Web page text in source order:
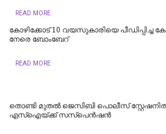
READ MORE
കോഴിക്കോട് 10 വയസുകാരിയെ പീഡിപ്പിച്ച
നേരെ ബോംബേറ്
READ MORE
തൊണ്ടി മുതല്‍ ജെസിബി പൊലീസ് സ്റ്റേഷനില്‍
എസ്ഐയ്ക്ക് സസ്പെൻഷൻ